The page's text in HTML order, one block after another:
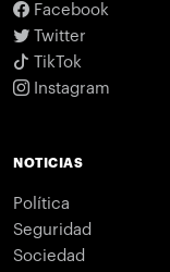
Facebook
Twitter
TikTok
Instagram
NOTICIAS
Política
Seguridad
Sociedad